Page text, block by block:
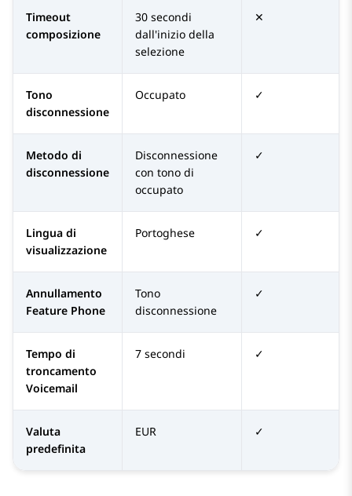
Timeout
composizione
30 secondi
dall'inizio della
selezione
✕
Tono
disconnessione
Occupato ✓
Metodo di
disconnessione
Disconnessione
con tono di
occupato
✓
Lingua di
visualizzazione
Portoghese ✓
Annullamento
Feature Phone
Tono
disconnessione
✓
Tempo di
troncamento
Voicemail
7 secondi ✓
Valuta
predefinita
EUR ✓